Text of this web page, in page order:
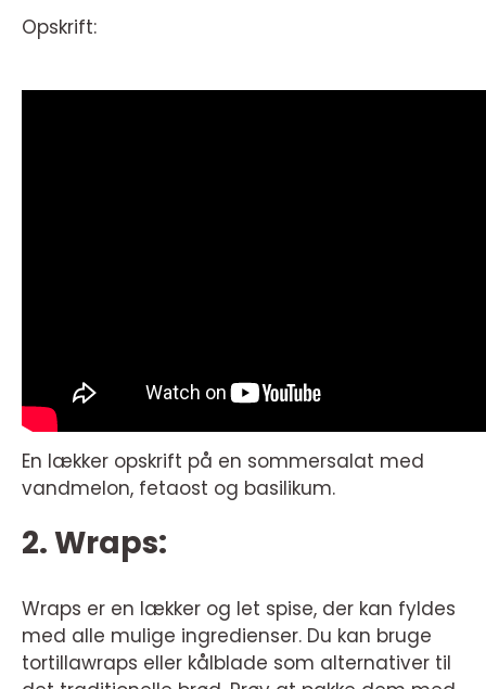
Opskrift:
En lækker opskrift på en sommersalat med
vandmelon, fetaost og basilikum.
2. Wraps:
Wraps er en lækker og let spise, der kan fyldes
med alle mulige ingredienser. Du kan bruge
tortillawraps eller kålblade som alternativer til